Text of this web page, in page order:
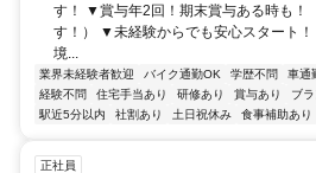
す！ ▼賞与年2回！期末賞与ある時も！
す！） ▼未経験からでも安心スタート
境...
業界未経験者歓迎 バイク通勤OK 学歴不問 車通
経験不問
住宅手当あり 研修あり 賞与あり ブ
駅近5分以内
社割あり 土日祝休み 食事補助あり
正社員